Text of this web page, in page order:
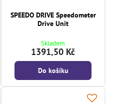
SPEEDO DRIVE Speedometer
Drive Unit
Skladem
1391,50 Kč
Do košíku